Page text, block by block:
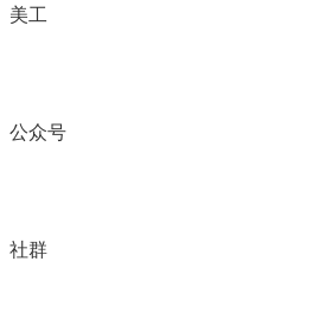
美工
公众号
社群